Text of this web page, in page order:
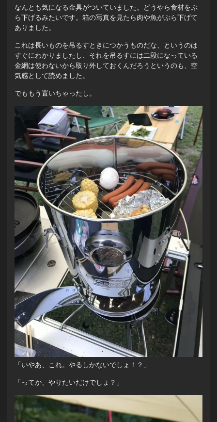
なんとも気になる金具がついていました。どうやら食材をぶ
ら下げるみたいです。箱の写真を見たら肉や魚がぶら下げて
ありました。
これは長いものを吊るすときにつかうものだな、というのは
すぐにわかりましたし、それを吊るすには二段になっている
金網は使わないから取り外しておくんだろうというのも、空
気感として読めました。
でももう置いちゃったし。
「いやあ、これ。やるしかないでしょ！？」
「ってか、やりたいだけでしょ？」